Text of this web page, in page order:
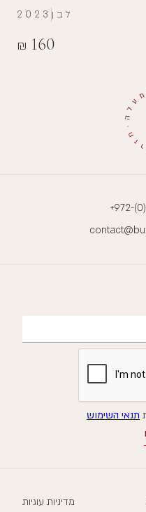
₪ 160
2023 לבן
+972-
תנאי השימוש
מדיניות עוגיות